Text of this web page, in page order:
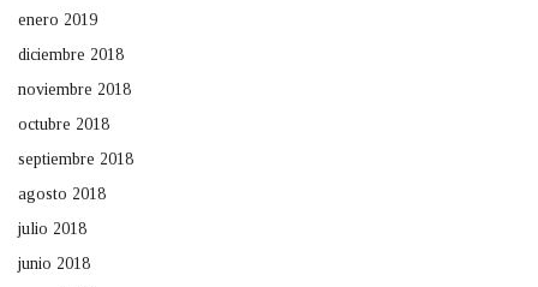
enero 2019
diciembre 2018
noviembre 2018
octubre 2018
septiembre 2018
agosto 2018
julio 2018
junio 2018